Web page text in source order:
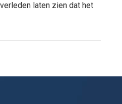
laten zien dat het